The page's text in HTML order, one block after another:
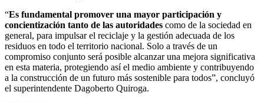
“Es fundamental promover una mayor participación y
concientización tanto de las autoridades como de la sociedad en
general, para impulsar el reciclaje y la gestión adecuada de los
residuos en todo el territorio nacional. Solo a través de un
compromiso conjunto será posible alcanzar una mejora significativa
en esta materia, protegiendo así el medio ambiente y contribuyendo
a la construcción de un futuro más sostenible para todos”, concluyó
el superintendente Dagoberto Quiroga.